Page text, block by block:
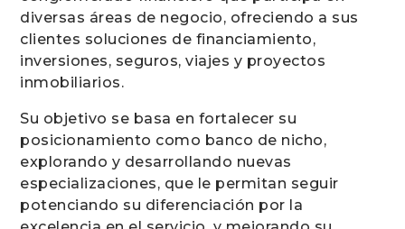
diversas áreas de negocio, ofreciendo a sus
clientes soluciones de financiamiento,
inversiones, seguros, viajes y proyectos
inmobiliarios.
Su objetivo se basa en fortalecer su
posicionamiento como banco de nicho,
explorando y desarrollando nuevas
especializaciones, que le permitan seguir
potenciando su diferenciación por la